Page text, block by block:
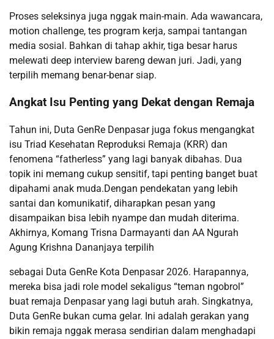
Proses seleksinya juga nggak main-main. Ada wawancara,
motion challenge, tes program kerja, sampai tantangan
media sosial. Bahkan di tahap akhir, tiga besar harus
melewati deep interview bareng dewan juri. Jadi, yang
terpilih memang benar-benar siap.
Angkat Isu Penting yang Dekat dengan Remaja
Tahun ini, Duta GenRe Denpasar juga fokus mengangkat
isu Triad Kesehatan Reproduksi Remaja (KRR) dan
fenomena “fatherless” yang lagi banyak dibahas. Dua
topik ini memang cukup sensitif, tapi penting banget buat
dipahami anak muda.Dengan pendekatan yang lebih
santai dan komunikatif, diharapkan pesan yang
disampaikan bisa lebih nyampe dan mudah diterima.
Akhirnya, Komang Trisna Darmayanti dan AA Ngurah
Agung Krishna Dananjaya terpilih
sebagai Duta GenRe Kota Denpasar 2026. Harapannya,
mereka bisa jadi role model sekaligus “teman ngobrol”
buat remaja Denpasar yang lagi butuh arah. Singkatnya,
Duta GenRe bukan cuma gelar. Ini adalah gerakan yang
bikin remaja nggak merasa sendirian dalam menghadapi